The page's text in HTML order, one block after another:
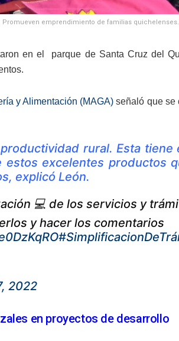
Promueven emprendimiento de familias
en el parque de Santa Cruz del
y Alimentación (MAGA) señaló que se
rural. Esta tiene
estos excelentes productos
explicó León.
💻 de los servicios y
y hacer los comentarios
2022
en proyectos de desarrollo